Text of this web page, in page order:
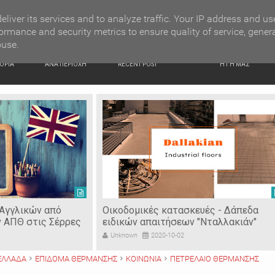
ΑΝΑ ΠΕΡΙΟΧΗ RECENT POST Η ΓΗ ΜΑΣ
από
ΑΠΘ στις Σέρρες
Οικοδομικές κατασκευές - Δάπεδα
ειδικών απαιτήσεων "Νταλλακιάν"
Unknown 2020-10-02
ΕΠΙΔΟΜΑ ΘΕΡΜΑΝΣΗΣ ΚΟΙΝΩΝΙΑ ΠΕΤΡΕΛΑΙΟ ΘΕΡΜΑΝΣΗΣ
its services and to analyze traffic. Your IP address and
and security metrics to ensure quality of service,